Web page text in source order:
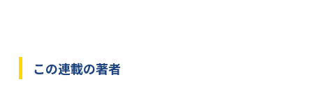
info[at]sapuri.co.jp
この連載の著者